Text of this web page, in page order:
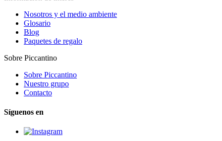
Nosotros y el medio ambiente
Glosario
Blog
Paquetes de regalo
Sobre Piccantino
Sobre Piccantino
Nuestro grupo
Contacto
Síguenos en